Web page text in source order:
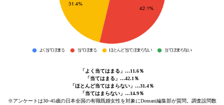
「よく当てはまる」…11.6％
「当てはまる」…42.1％
「ほとんど当てはまらない」…31.4％
「当てはまらない」…14.9％
※アンケートは30~45歳の日本全国の有職既婚女性を対象にDomani編集部が質問。調査設問数